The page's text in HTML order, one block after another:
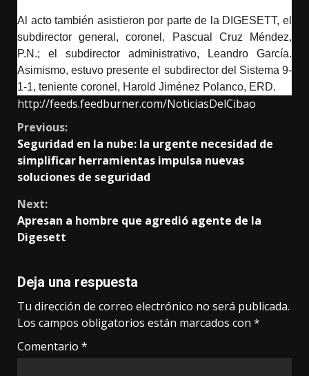
Al acto también asistieron por parte de la DIGESETT, el
subdirector general, coronel, Pascual Cruz Méndez,
P.N.; el subdirector administrativo, Leandro García.
Asimismo, estuvo presente el subdirector del Sistema 9-
1-1, teniente coronel, Harold Jiménez Polanco, ERD.
http://feeds.feedburner.com/NoticiasDelCibao
Continue
Reading
Previous:
Seguridad en la nube: la urgente necesidad de
simplificar herramientas impulsa nuevas
soluciones de seguridad
Next:
Apresan a hombre que agredió agente de la
Digesett
Deja una respuesta
Tu dirección de correo electrónico no será publicada.
Los campos obligatorios están marcados con *
Comentario *